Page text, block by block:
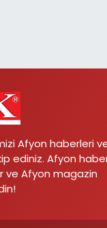
Afyon haberleri
ediniz. Afyon
ve Afyon magazin